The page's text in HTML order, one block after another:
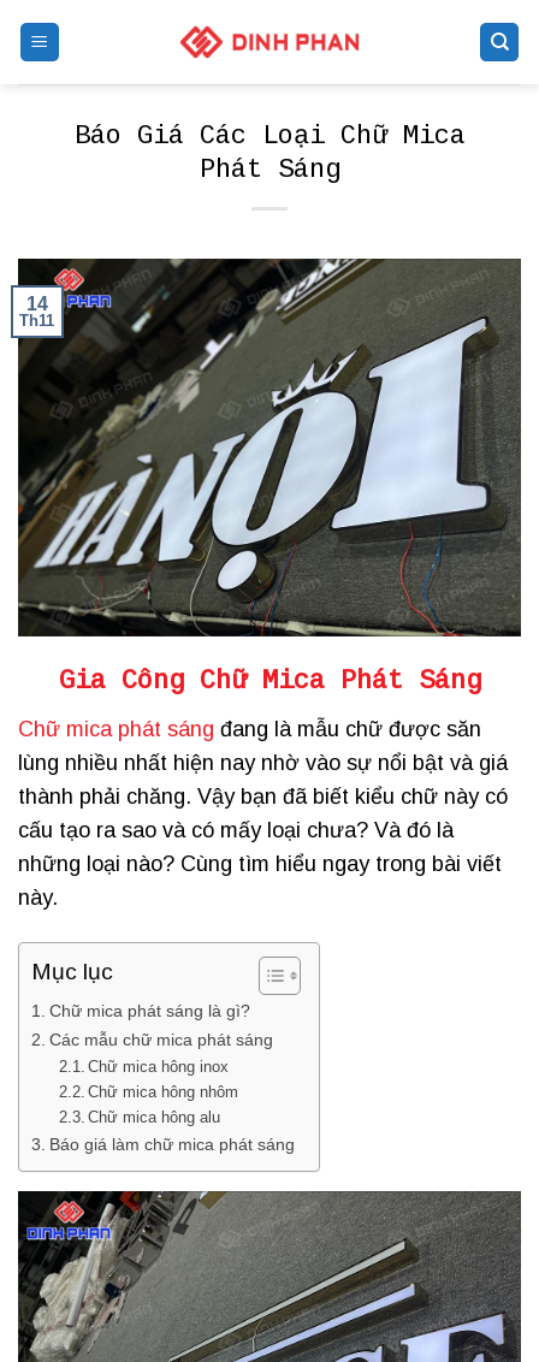
Báo Giá Các Loại Chữ Mica
Phát Sáng
14
Th11
Gia Công Chữ Mica Phát Sáng
Chữ mica phát sáng đang là mẫu chữ được săn
lùng nhiều nhất hiện nay nhờ vào sự nổi bật và giá
thành phải chăng. Vậy bạn đã biết kiểu chữ này có
cấu tạo ra sao và có mấy loại chưa? Và đó là
những loại nào? Cùng tìm hiểu ngay trong bài viết
này.
Mục lục
Chữ mica phát sáng là gì?
Các mẫu chữ mica phát sáng
Chữ mica hông inox
Chữ mica hông nhôm
Chữ mica hông alu
Báo giá làm chữ mica phát sáng